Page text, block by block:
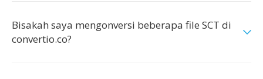
Bisakah saya mengonversi beberapa file SCT di
convertio.co?